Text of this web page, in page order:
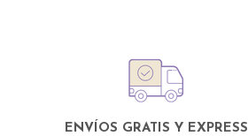
ENVÍOS GRATIS Y EXPRESS